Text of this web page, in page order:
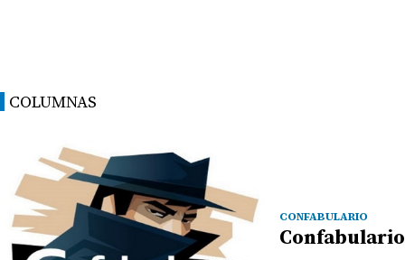
COLUMNAS
CONFABULARIO
Confabulario